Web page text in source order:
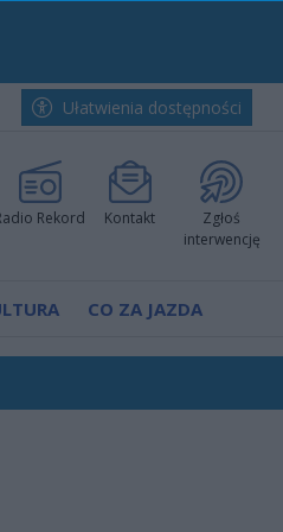
Ułatwienia dostępności
Rekord Kontakt
Zgłoś
interwencję
CO ZA JAZDA